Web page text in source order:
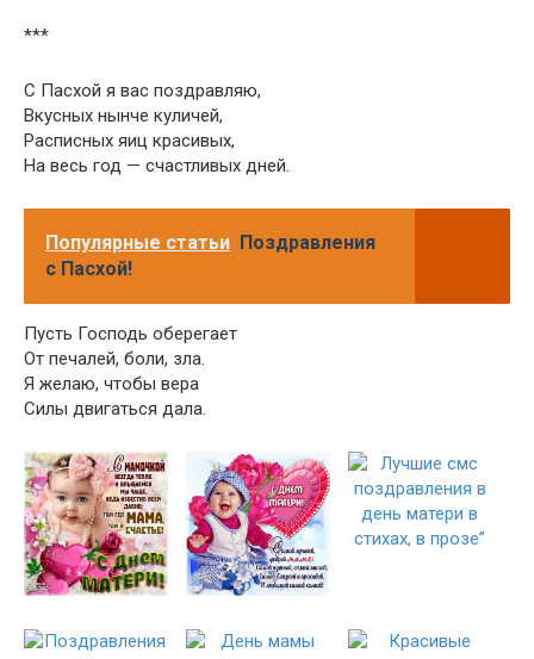
***
С Пасхой я вас поздравляю,
Вкусных нынче куличей,
Расписных яиц красивых,
На весь год — счастливых дней.
Популярные статьи Поздравления
с Пасхой!
Пусть Господь оберегает
От печалей, боли, зла.
Я желаю, чтобы вера
Силы двигаться дала.